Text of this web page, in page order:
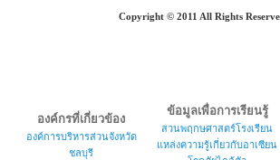
Copyright © 2011 All Rights
องค์กรที่เกี่ยวข้อง
องค์การบริหารส่วนจังหวัด
ชลบุรี
ข้อมูลเพื่อการเรียนรู้
สวนพฤกษศาสตร์โรงเรียน
แหล่งความรู้เกี่ยวกับอาเซียน